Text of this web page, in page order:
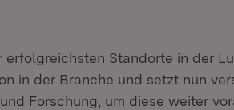
Standorte in der
in der Branche und setzt nun
Forschung, um diese weiter